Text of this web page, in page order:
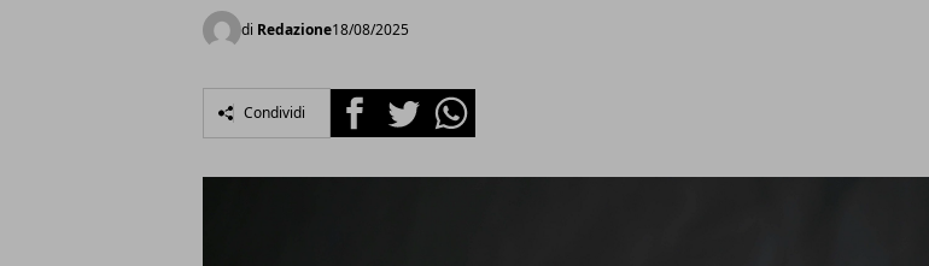
di Redazione18/08/2025
Condividi FacebookTwitterWhatsapp